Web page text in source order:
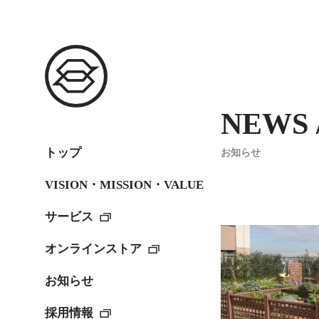
トップ
VISION・MISSION・VALUE
サービス
オンラインストア
お知らせ
採用情報
NEWS
お知らせ